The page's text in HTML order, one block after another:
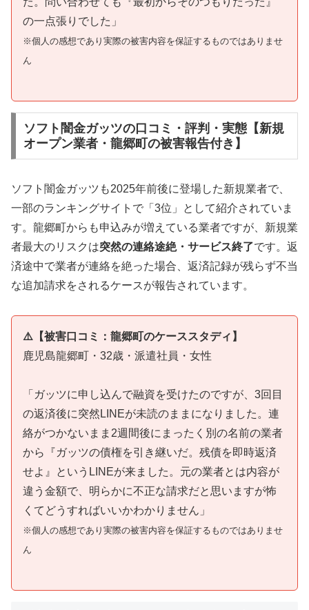
の一点張りでした」
※個人の感想であり実際の被害内容を保証するものではありませ
ん
ソフト闇金ガッツの口コミ・評判・実態【新規
オープン業者・龍郷町の被害報告付き】
ソフト闇金ガッツも2025年前後に登場した新規業者で、
一部のランキングサイトで「3位」として紹介されていま
す。龍郷町からも申込みが増えている業者ですが、新規業
者最大のリスクは突然の連絡途絶・サービス終了です。返
済途中で業者が連絡を絶った場合、返済記録が残らず不当
な追加請求をされるケースが報告されています。
⚠️【被害口コミ：龍郷町のケーススタディ】
鹿児島龍郷町・32歳・派遣社員・女性
「ガッツに申し込んで融資を受けたのですが、3回目
の返済後に突然LINEが未読のままになりました。連
絡がつかないまま2週間後にまったく別の名前の業者
から『ガッツの債権を引き継いだ。残債を即時返済
せよ』というLINEが来ました。元の業者とは内容が
違う金額で、明らかに不正な請求だと思いますが怖
くてどうすればいいかわかりません」
※個人の感想であり実際の被害内容を保証するものではありませ
ん